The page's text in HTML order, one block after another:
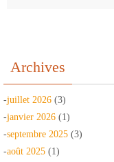
Archives
-juillet 2026 (3)
-janvier 2026 (1)
-septembre 2025 (3)
-août 2025 (1)